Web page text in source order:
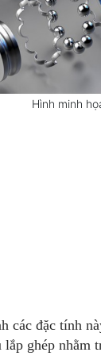
Hình minh
các đặc tính
ghép nhằm